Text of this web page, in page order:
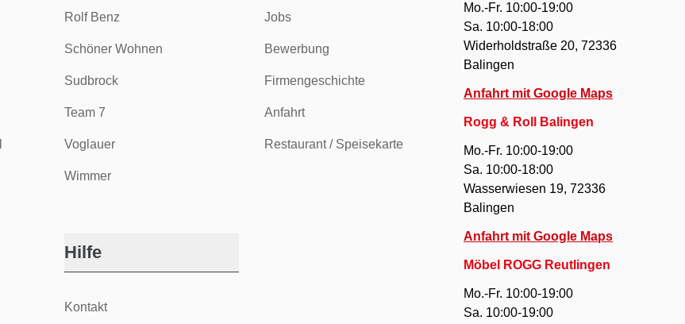
Rolf Benz
Schöner Wohnen
Sudbrock
Team 7
Voglauer
Wimmer
Hilfe
Kontakt
Jobs
Bewerbung
Firmengeschichte
Anfahrt
Restaurant / Speisekarte
Mo.-Fr. 10:00-19:00
Sa. 10:00-18:00
Widerholdstraße 20, 72336
Balingen
Anfahrt mit Google Maps
Rogg & Roll Balingen
Mo.-Fr. 10:00-19:00
Sa. 10:00-18:00
Wasserwiesen 19, 72336
Balingen
Anfahrt mit Google Maps
Möbel ROGG Reutlingen
Mo.-Fr. 10:00-19:00
Sa. 10:00-19:00